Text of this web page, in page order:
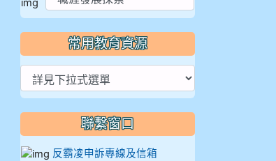
常用教育資源
聯繫窗口
反霸凌申訴專線及信箱